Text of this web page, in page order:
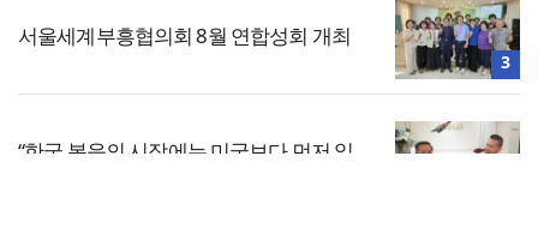
서울세계부흥협의회 8월 연합성회 개최
3
“한국 복음의 시작에는 미국보다 먼저 일